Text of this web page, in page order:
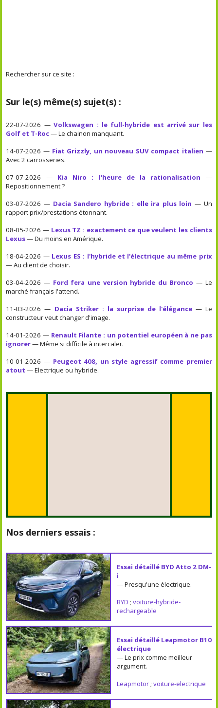
Rechercher sur ce site :
Sur le(s) même(s) sujet(s) :
22-07-2026 —Volkswagen : le full-hybride est arrivé sur les
Golf et T-Roc— Le chainon manquant.
14-07-2026 — Fiat Grizzly, un nouveau SUV compact italien —
Avec 2 carrosseries.
07-07-2026 — Kia Niro : l'heure de la rationalisation —
Repositionnement ?
03-07-2026 — Dacia Sandero hybride : elle ira plus loin — Un
rapport prix/prestations étonnant.
08-05-2026 — Lexus TZ : exactement ce que veulent les clients
Lexus— Du moins en Amérique.
18-04-2026 — Lexus ES : l'hybride et l'électrique au même prix
— Au client de choisir.
03-04-2026 — Ford fera une version hybride du Bronco — Le
marché français l'attend.
11-03-2026 — Dacia Striker : la surprise de l'élégance— Le
constructeur veut changer d'image.
14-01-2026 — Renault Filante : un potentiel européen à ne pas
ignorer— Même si difficile à intercaler.
10-01-2026 — Peugeot 408, un style agressif comme premier
atout — Electrique ou hybride.
Nos derniers essais :
Essai détaillé BYD Atto 2 DM-
i
— Presqu'une électrique.
BYD ; voiture-hybride-
rechargeable
Essai détaillé Leapmotor B10
électrique
— Le prix comme meilleur
argument.
Leapmotor; voiture-electrique